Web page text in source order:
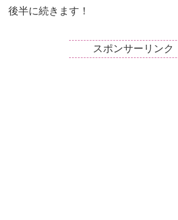
後半に続きます！
スポンサーリンク